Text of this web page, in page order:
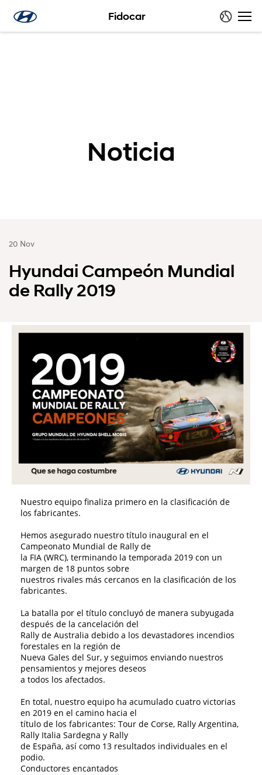
Fidocar
Noticia
20 Nov
Hyundai Campeón Mundial
de Rally 2019
Nuestro equipo finaliza primero en la clasificación de
los fabricantes.
Hemos asegurado nuestro título inaugural en el
Campeonato Mundial de Rally de
la FIA (WRC), terminando la temporada 2019 con un
margen de 18 puntos sobre
nuestros rivales más cercanos en la clasificación de los
fabricantes.
La batalla por el título concluyó de manera subyugada
después de la cancelación del
Rally de Australia debido a los devastadores incendios
forestales en la región de
Nueva Gales del Sur, y seguimos enviando nuestros
pensamientos y mejores deseos
a todos los afectados.
En total, nuestro equipo ha acumulado cuatro victorias
en 2019 en el camino hacia el
título de los fabricantes: Tour de Corse, Rally Argentina,
Rally Italia Sardegna y Rally
de España, así como 13 resultados individuales en el
podio.
Conductores encantados